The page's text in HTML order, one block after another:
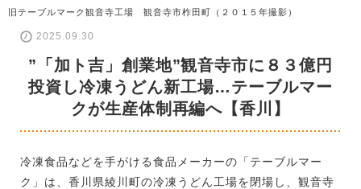
旧テーブルマーク観音寺工場 観音寺市柞田町（２０１５年撮影）
2025.09.30
”「加ト吉」創業地”観音寺市に８３億円
投資し冷凍うどん新工場…テーブルマー
クが生産体制再編へ【香川】
冷凍食品などを手がける食品メーカーの「テーブルマー
ク」は、香川県綾川町の冷凍うどん工場を閉場し、観音寺